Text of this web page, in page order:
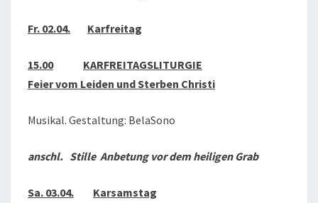
Fr. 02.04. Karfreitag
15.00
KARFREITAGSLITURGIE
Feier vom Leiden und Sterben Christi
Musikal. Gestaltung: BelaSono
anschl. Stille Anbetung vor dem heiligen Grab
Sa. 03.04. Karsamstag